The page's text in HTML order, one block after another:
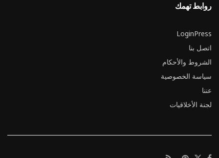
روابط تهمك
LoginPress
اتصل بنا
الشروط والأحكام
سياسة الخصوصية
عننا
لجنة الأخلاقيات